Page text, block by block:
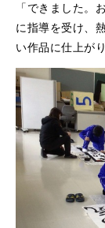
「できました。
に指導を受け、
い作品に仕上が